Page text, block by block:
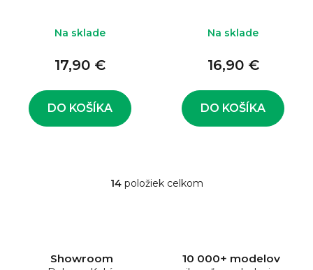
Na sklade
17,90 €
DO KOŠÍKA
Na sklade
16,90 €
DO KOŠÍKA
O
14položiek celkom
Showroom 10 000+ modelov